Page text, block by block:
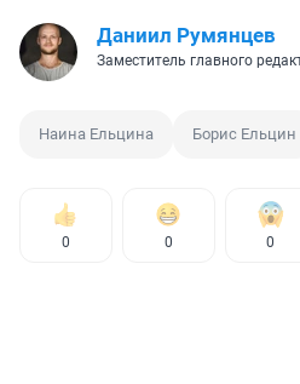
Даниил Румянцев
Заместитель главного
Наина Ельцина Борис Ельцин
0 0 0